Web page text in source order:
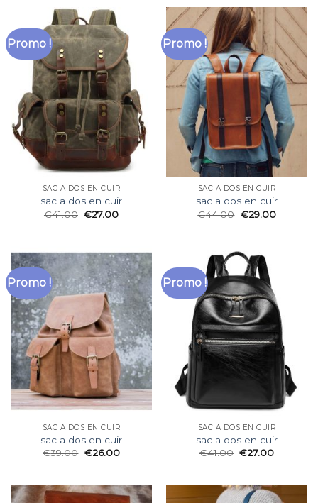
Promo !
SAC A DOS EN CUIR
sac a dos en cuir
€41.00 €27.00
Promo !
SAC A DOS EN CUIR
sac a dos en cuir
€44.00 €29.00
Promo !
SAC A DOS EN CUIR
sac a dos en cuir
€39.00 €26.00
Promo !
SAC A DOS EN CUIR
sac a dos en cuir
€41.00 €27.00